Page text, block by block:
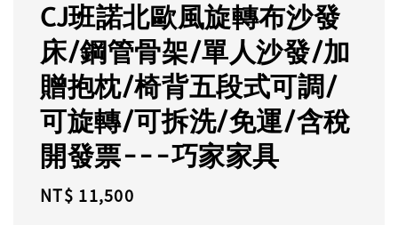
CJ班諾北歐風旋轉布沙發
床/鋼管骨架/單人沙發/加
贈抱枕/椅背五段式可調/
可旋轉/可拆洗/免運/含稅
開發票---巧家家具
Regular
NT$ 11,500